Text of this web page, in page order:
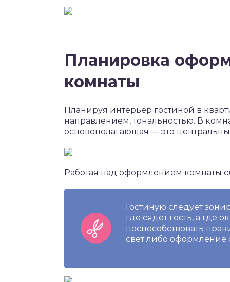
Планировка
комнаты
Планируя интерьер гостиной в
направлением, тональностью. В
основополагающая — это
Работая над оформлением комнаты
Гостиную следует
где сядет гость, а где
поспособствовать
свет либо оформление